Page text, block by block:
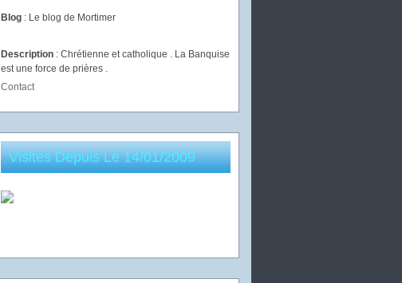
Blog : Le blog de Mortimer
Description : Chrétienne et catholique . La Banquise
est une force de prières .
Contact
Visites Depuis Le 14/01/2009